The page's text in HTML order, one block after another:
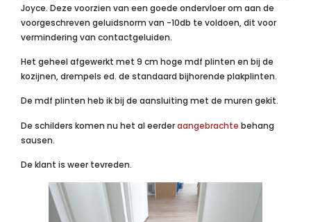
Joyce. Deze voorzien van een goede ondervloer om aan de
voorgeschreven geluidsnorm van -10db te voldoen, dit voor
vermindering van contactgeluiden.
Het geheel afgewerkt met 9 cm hoge mdf plinten en bij de
kozijnen, drempels ed. de standaard bijhorende plakplinten.
De mdf plinten heb ik bij de aansluiting met de muren gekit.
De schilders komen nu het al eerderaangebrachte behang
sausen.
De klant is weer tevreden.